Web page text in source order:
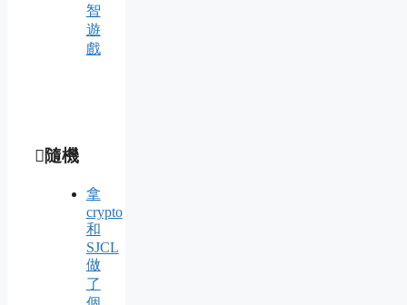
智
遊
戲
隨機
拿
crypto
和
SJCL
做
了